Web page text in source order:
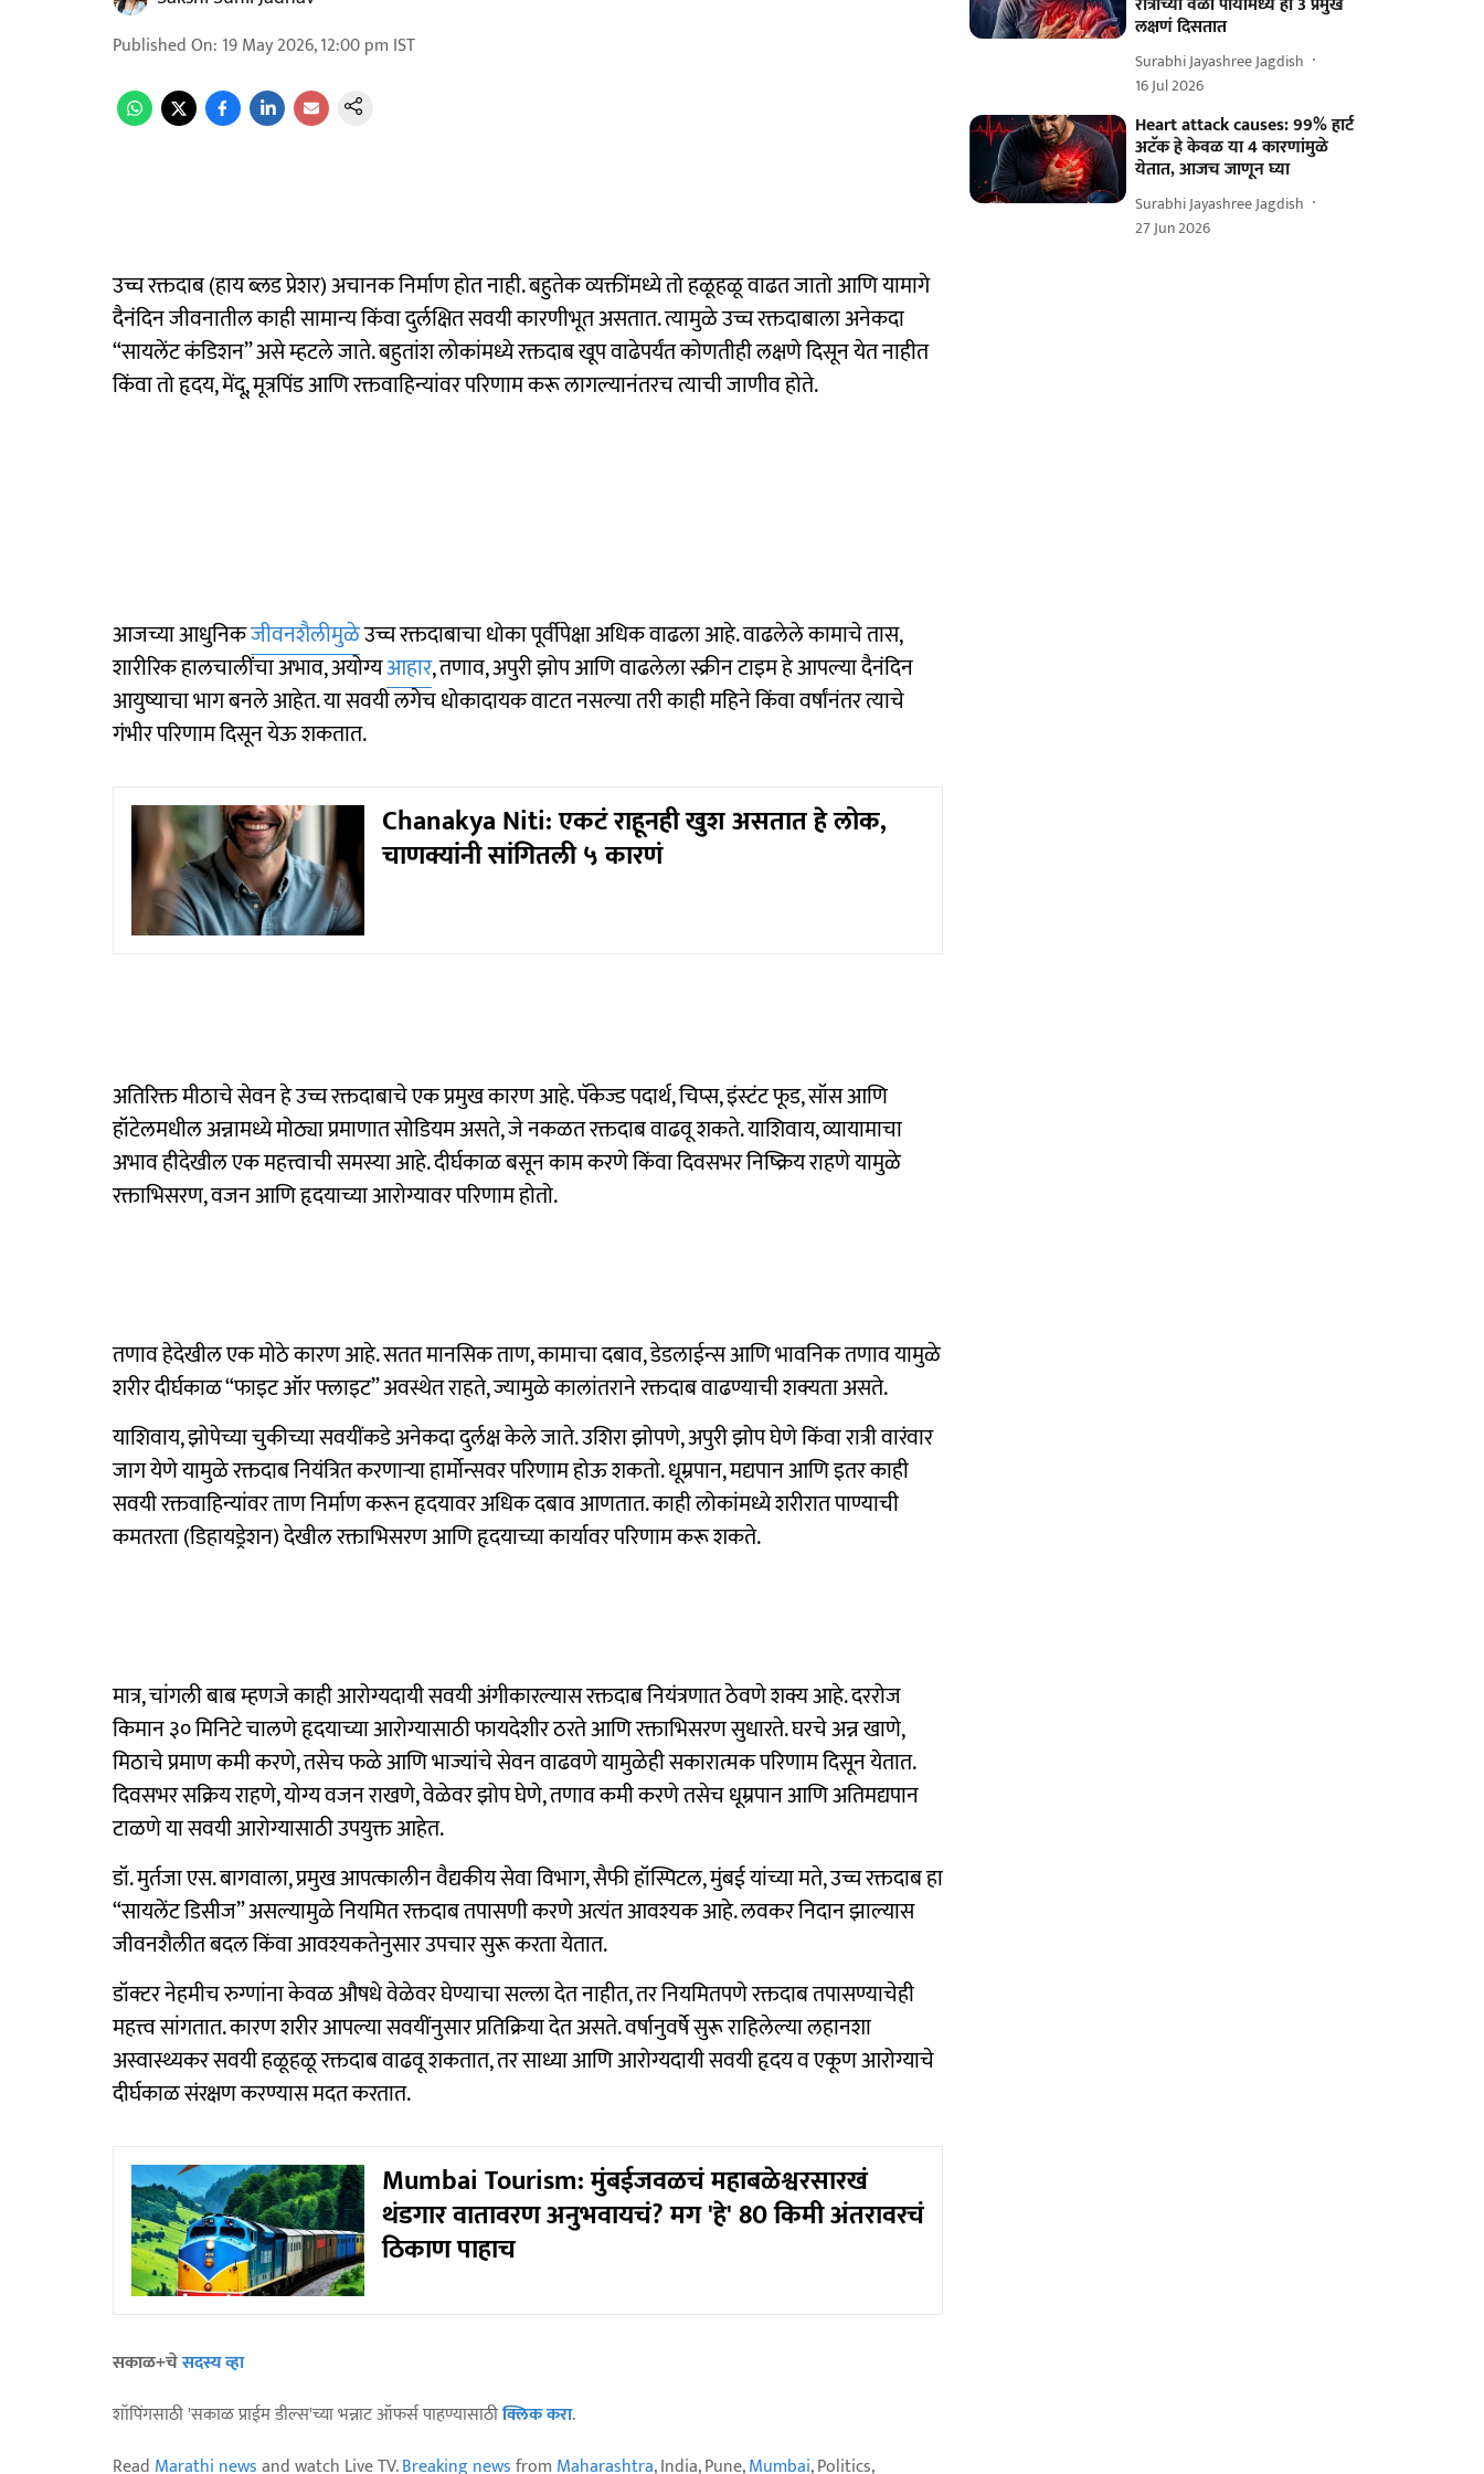
Published On: 19 May 2026, 12:00 pm IST
उच्च रक्तदाब (हाय ब्लड प्रेशर) अचानक निर्माण होत नाही. बहुतेक व्यक्तींमध्ये तो हळूहळू वाढत जातो आणि यामागे
दैनंदिन जीवनातील काही सामान्य किंवा दुर्लक्षित सवयी कारणीभूत असतात. त्यामुळे उच्च रक्तदाबाला अनेकदा
“सायलेंट कंडिशन” असे म्हटले जाते. बहुतांश लोकांमध्ये रक्तदाब खूप वाढेपर्यंत कोणतीही लक्षणे दिसून येत नाहीत
किंवा तो हृदय, मेंदू, मूत्रपिंड आणि रक्तवाहिन्यांवर परिणाम करू लागल्यानंतरच त्याची जाणीव होते.
आजच्या आधुनिकजीवनशैलीमुळेउच्च रक्तदाबाचा धोका पूर्वीपेक्षा अधिक वाढला आहे. वाढलेले कामाचे तास,
शारीरिक हालचालींचा अभाव, अयोग्यआहार, तणाव, अपुरी झोप आणि वाढलेला स्क्रीन टाइम हे आपल्या दैनंदिन
आयुष्याचा भाग बनले आहेत. या सवयी लगेच धोकादायक वाटत नसल्या तरी काही महिने किंवा वर्षांनंतर त्याचे
गंभीर परिणाम दिसून येऊ शकतात.
Chanakya Niti: एकटं राहूनही खुश असतात हे लोक,
चाणक्यांनी सांगितली ५ कारणं
अतिरिक्त मीठाचे सेवन हे उच्च रक्तदाबाचे एक प्रमुख कारण आहे. पॅकेज्ड पदार्थ, चिप्स, इंस्टंट फूड, सॉस आणि
हॉटेलमधील अन्नामध्ये मोठ्या प्रमाणात सोडियम असते, जे नकळत रक्तदाब वाढवू शकते. याशिवाय, व्यायामाचा
अभाव हीदेखील एक महत्त्वाची समस्या आहे. दीर्घकाळ बसून काम करणे किंवा दिवसभर निष्क्रिय राहणे यामुळे
रक्ताभिसरण, वजन आणि हृदयाच्या आरोग्यावर परिणाम होतो.
तणाव हेदेखील एक मोठे कारण आहे. सतत मानसिक ताण, कामाचा दबाव, डेडलाईन्स आणि भावनिक तणाव यामुळे
शरीर दीर्घकाळ “फाइट ऑर फ्लाइट” अवस्थेत राहते, ज्यामुळे कालांतराने रक्तदाब वाढण्याची शक्यता असते.
याशिवाय, झोपेच्या चुकीच्या सवयींकडे अनेकदा दुर्लक्ष केले जाते. उशिरा झोपणे, अपुरी झोप घेणे किंवा रात्री वारंवार
जाग येणे यामुळे रक्तदाब नियंत्रित करणाऱ्या हार्मोन्सवर परिणाम होऊ शकतो. धूम्रपान, मद्यपान आणि इतर काही
सवयी रक्तवाहिन्यांवर ताण निर्माण करून हृदयावर अधिक दबाव आणतात. काही लोकांमध्ये शरीरात पाण्याची
कमतरता (डिहायड्रेशन) देखील रक्ताभिसरण आणि हृदयाच्या कार्यावर परिणाम करू शकते.
मात्र, चांगली बाब म्हणजे काही आरोग्यदायी सवयी अंगीकारल्यास रक्तदाब नियंत्रणात ठेवणे शक्य आहे. दररोज
किमान ३० मिनिटे चालणे हृदयाच्या आरोग्यासाठी फायदेशीर ठरते आणि रक्ताभिसरण सुधारते. घरचे अन्न खाणे,
मिठाचे प्रमाण कमी करणे, तसेच फळे आणि भाज्यांचे सेवन वाढवणे यामुळेही सकारात्मक परिणाम दिसून येतात.
दिवसभर सक्रिय राहणे, योग्य वजन राखणे, वेळेवर झोप घेणे, तणाव कमी करणे तसेच धूम्रपान आणि अतिमद्यपान
टाळणे या सवयी आरोग्यासाठी उपयुक्त आहेत.
डॉ. मुर्तजा एस. बागवाला, प्रमुख आपत्कालीन वैद्यकीय सेवा विभाग, सैफी हॉस्पिटल, मुंबई यांच्या मते, उच्च रक्तदाब हा
“सायलेंट डिसीज” असल्यामुळे नियमित रक्तदाब तपासणी करणे अत्यंत आवश्यक आहे. लवकर निदान झाल्यास
जीवनशैलीत बदल किंवा आवश्यकतेनुसार उपचार सुरू करता येतात.
डॉक्टर नेहमीच रुग्णांना केवळ औषधे वेळेवर घेण्याचा सल्ला देत नाहीत, तर नियमितपणे रक्तदाब तपासण्याचेही
महत्त्व सांगतात. कारण शरीर आपल्या सवयींनुसार प्रतिक्रिया देत असते. वर्षानुवर्षे सुरू राहिलेल्या लहानशा
अस्वास्थ्यकर सवयी हळूहळू रक्तदाब वाढवू शकतात, तर साध्या आणि आरोग्यदायी सवयी हृदय व एकूण आरोग्याचे
दीर्घकाळ संरक्षण करण्यास मदत करतात.
Mumbai Tourism: मुंबईजवळचं महाबळेश्वरसारखं
थंडगार वातावरण अनुभवायचं? मग 'हे' 80 किमी अंतरावरचं
ठिकाण पाहाच
सकाळ+चेसदस्य व्हा
शॉपिंगसाठी 'सकाळ प्राईम डील्स'च्या भन्नाट ऑफर्स पाहण्यासाठीक्लिक करा.
Read Marathi newsand watch Live TV.Breaking newsfrom Maharashtra, India, Pune,Mumbai, Politics,
लक्षणं दिसतात
Surabhi Jayashree Jagdish
16 Jul 2026
Heart attack causes: 99% हार्ट
अटॅक हे केवळ या 4 कारणांमुळे
येतात, आजच जाणून घ्या
Surabhi Jayashree Jagdish
27 Jun 2026